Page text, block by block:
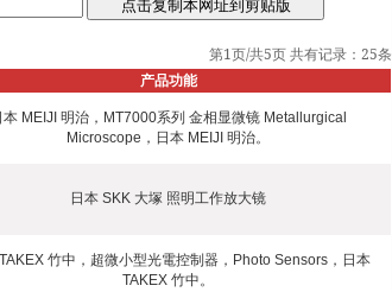
第1页/共5页共有记录：25条
产品功能
本 MEIJI 明治，MT7000系列 金相显微镜 Metallurgical
Microscope，日本 MEIJI 明治。
日本 SKK 大塚 照明工作放大镜
竹中，超微小型光電控制器，Photo Sensors，日本
TAKEX 竹中。